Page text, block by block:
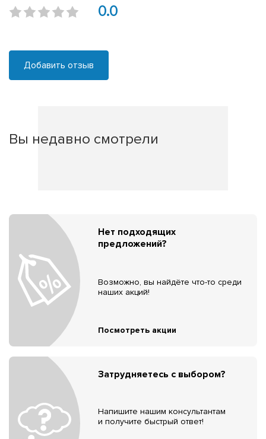
0.0
Добавить отзыв
Вы недавно смотрели
Нет подходящих
предложений?
Возможно, вы найдёте что-то среди
наших акций!
Посмотреть акции
Затрудняетесь с выбором?
Напишите нашим консультантам
и получите быстрый ответ!